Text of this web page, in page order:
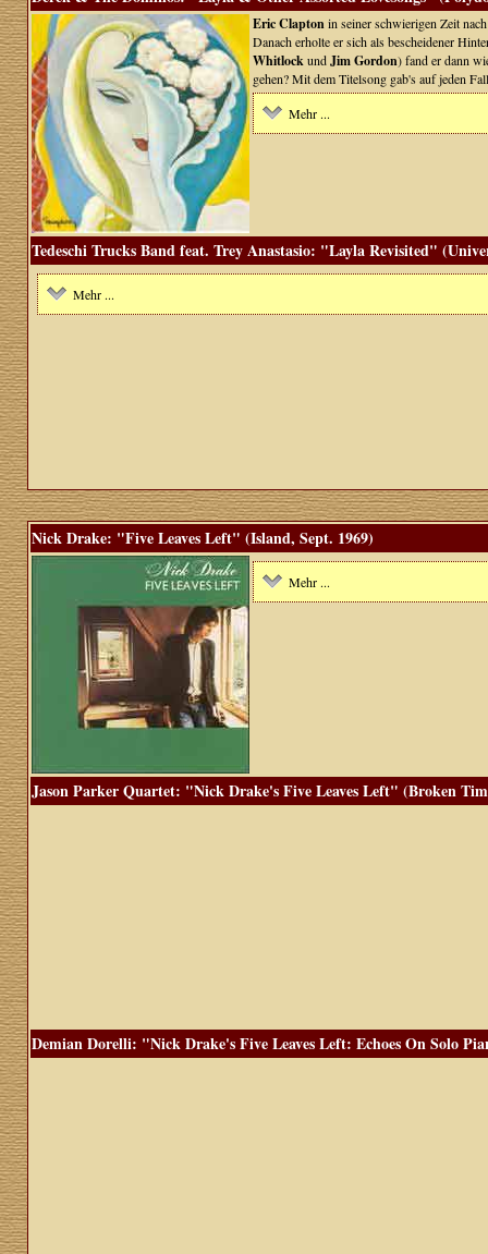
Eric Clapton in seiner schwierigen Zeit
Danach erholte er sich als bescheidener
Whitlock undJim Gordon) fand er dann
gehen? Mit dem Titelsong gab's auf jeden
Mehr ...
Tedeschi Trucks Band feat. Trey Anastasio: "Layla Revisited"
Mehr ...
Nick Drake: "Five Leaves Left" (Island, Sept. 1969)
Mehr ...
Jason Parker Quartet: "Nick Drake's Five Leaves Left" (Broken
Demian Dorelli: "Nick Drake's Five Leaves Left: Echoes On Solo